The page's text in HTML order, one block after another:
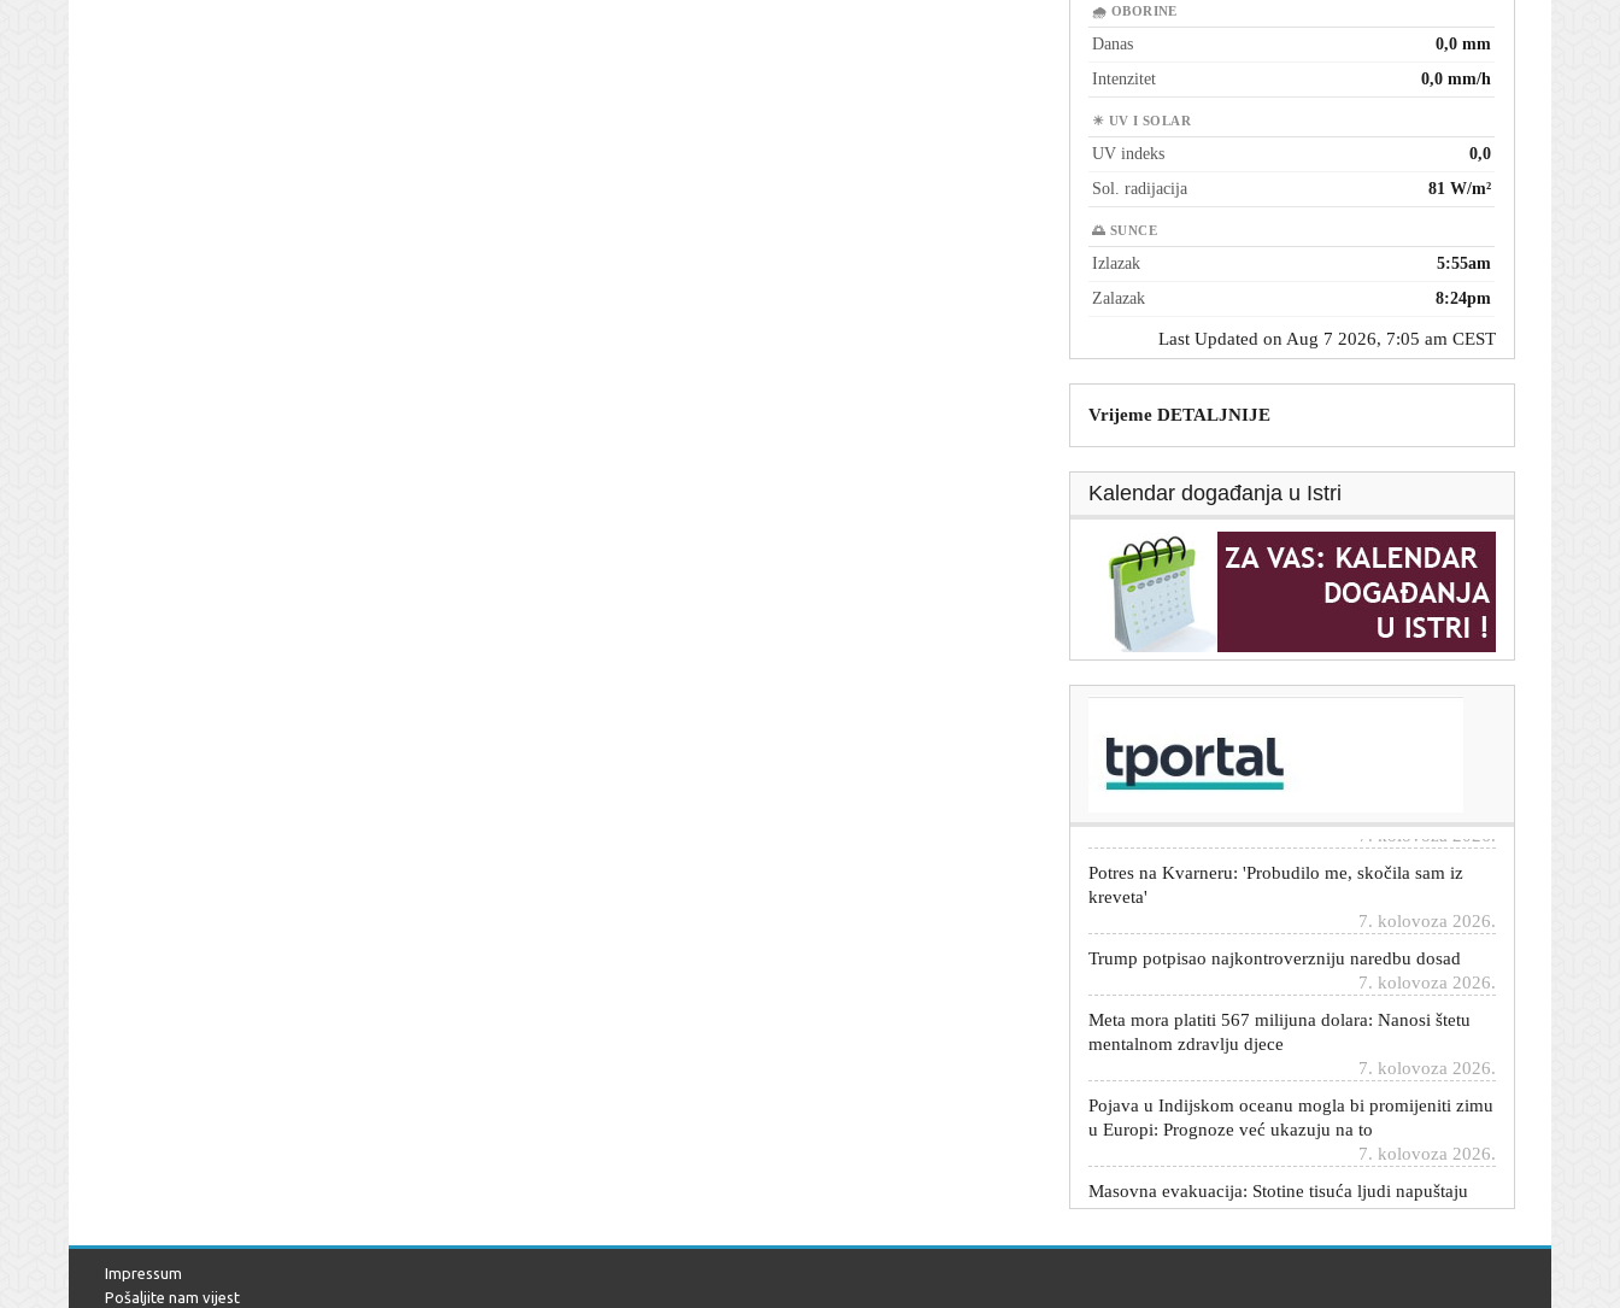
🌧 OBORINE
Danas
0,0 mm
Intenzitet
0,0 mm/h
☀ UV I SOLAR
UV indeks
0,0
Sol. radijacija
81 W/m²
🌅 SUNCE
Izlazak
5:55am
Zalazak
8:24pm
Last Updated on Aug 7 2026, 7:05 am CEST
Vrijeme DETALJNIJE
Kalendar događanja u Istri
Bivši meksički guverner uhićen zbog umiješanosti u
nestanak 43 studenata
Potres na Kvarneru: 'Probudilo me, skočila sam iz
7. kolovoza 2026.
Trump potpisao najkontroverzniju naredbu dosad
Meta mora platiti 567 milijuna dolara: Nanosi štetu
7. kolovoza 2026.
Pojava u Indijskom oceanu mogla bi promijeniti zimu
7. kolovoza 2026.
Masovna evakuacija: Stotine tisuća ljudi napuštaju
7. kolovoza 2026.
Impressum
Pošaljite nam vijest